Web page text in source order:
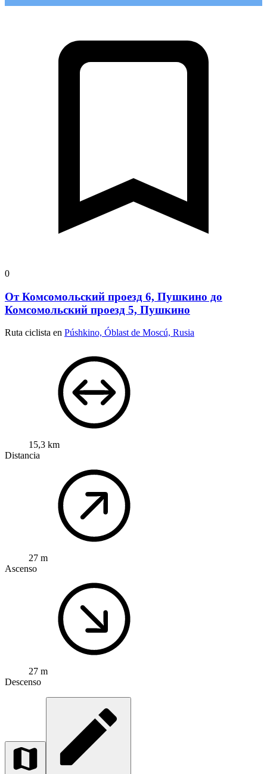
0
От Комсомольский проезд 6, Пушкино до
Комсомольский проезд 5, Пушкино
Ruta ciclista en Púshkino, Óblast de Moscú, Rusia
15,3 km
Distancia
27 m
Ascenso
27 m
Descenso